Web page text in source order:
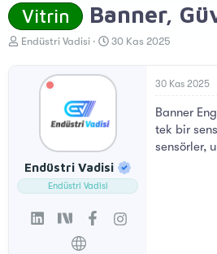
Vitrin Banner,
K
Endüstri Vadisi
B
l
ı
t
30 Kas 2025
Endüstri Vadisi
Endüstri Vadisi
30 Kas 2025
Banner
tek bir
sensörler,